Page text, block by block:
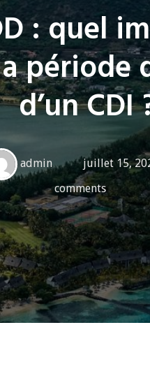
: quel
période
d’un CDI
admin juillet 15,
comments